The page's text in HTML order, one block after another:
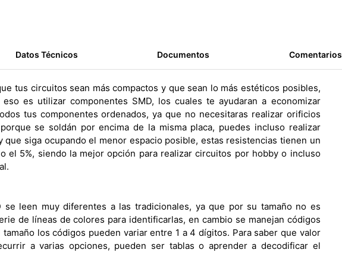
Datos Técnicos Documentos Comentarios
tus circuitos sean más compactos y que sean lo más estéticos posibles,
es utilizar componentes SMD, los cuales te ayudaran a economizar
tus componentes ordenados, ya que no necesitaras realizar orificios
se soldán por encima de la misma placa, puedes incluso realizar
que siga ocupando el menor espacio posible, estas resistencias tienen un
el 5%, siendo la mejor opción para realizar circuitos por hobby o incluso
se leen muy diferentes a las tradicionales, ya que por su tamaño no es
de líneas de colores para identificarlas, en cambio se manejan códigos
los códigos pueden variar entre 1 a 4 dígitos. Para saber que valor
a varias opciones, pueden ser tablas o aprender a decodificar el